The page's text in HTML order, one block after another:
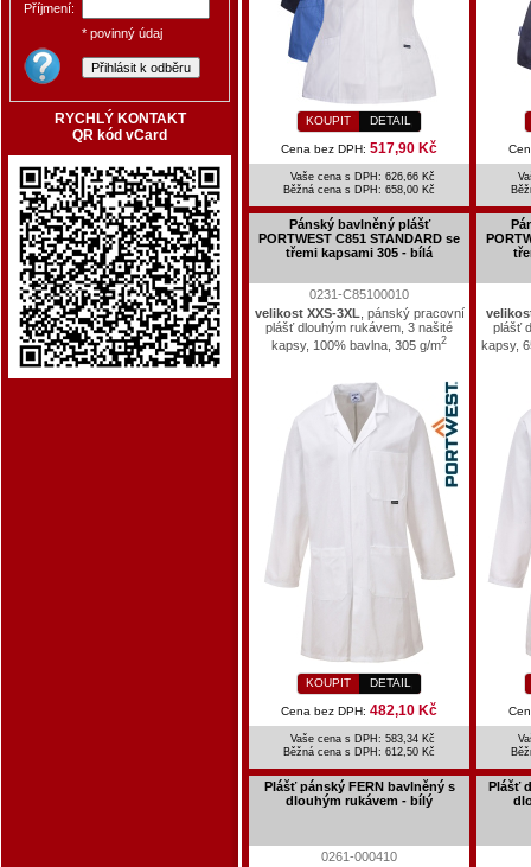
Příjmení:
* povinný údaj
RYCHLÝ KONTAKT
QR kód vCard
KOUPIT DETAIL
Cena bez DPH: 517,90 Kč
Vaše cena s DPH: 626,66 Kč
Běžná cena s DPH: 658,00 Kč
Pánský bavlněný plášť
PORTWEST C851 STANDARD se
třemi kapsami 305 - bílá
0231-C85100010
velikost XXS-3XL , pánský pracovní
plášť dlouhým rukávem, 3 našité
kapsy, 100% bavlna, 305 g/m2
KOUPIT DETAIL
Cena bez DPH: 482,10 Kč
Vaše cena s DPH: 583,34 Kč
Běžná cena s DPH: 612,50 Kč
plášť
kapsy,
Plášť pánský FERN bavlněný s
dlouhým rukávem - bílý
0261-000410
Plášť